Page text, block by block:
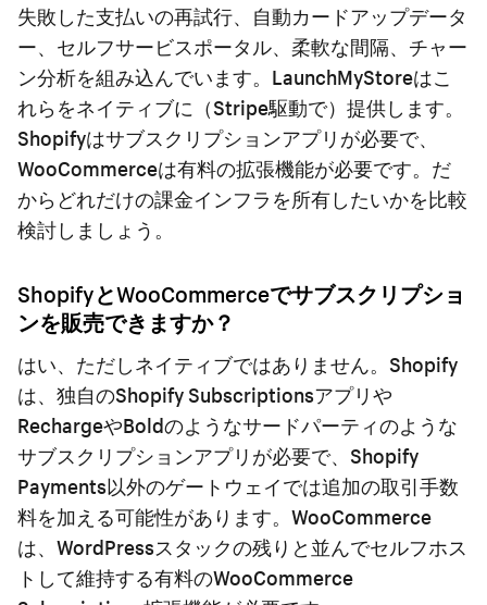
失敗した支払いの再試行、自動カードアップデータ
ー、セルフサービスポータル、柔軟な間隔、チャー
ン分析を組み込んでいます。LaunchMyStoreはこ
れらをネイティブに（Stripe駆動で）提供します。
Shopifyはサブスクリプションアプリが必要で、
WooCommerceは有料の拡張機能が必要です。だ
からどれだけの課金インフラを所有したいかを比較
検討しましょう。
ShopifyとWooCommerceでサブスクリプショ
ンを販売できますか？
はい、ただしネイティブではありません。Shopify
は、独自のShopify Subscriptionsアプリや
RechargeやBoldのようなサードパーティのような
サブスクリプションアプリが必要で、Shopify
Payments以外のゲートウェイでは追加の取引手数
料を加える可能性があります。WooCommerce
は、WordPressスタックの残りと並んでセルフホス
トして維持する有料のWooCommerce